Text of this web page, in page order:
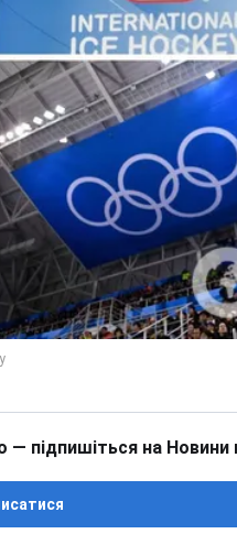
— підпишіться на Новини